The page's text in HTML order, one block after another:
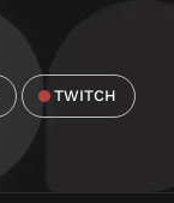
TWITCH